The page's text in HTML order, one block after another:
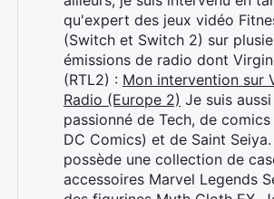
qu'expert des jeux vidéo
(Switch et Switch 2) sur
émissions de radio dont
(RTL2) : Mon intervention sur
Radio (Europe 2) Je suis aussi
passionné de Tech, de
DC Comics) et de Saint
possède une collection de
accessoires Marvel Legends